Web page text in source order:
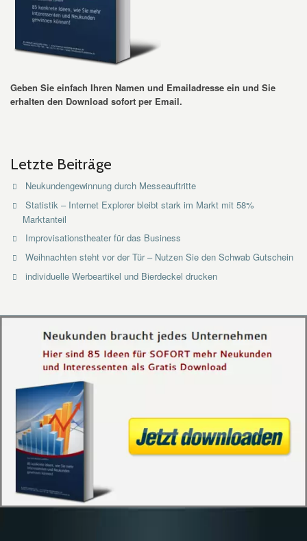
Geben Sie einfach Ihren Namen und Emailadresse ein und Sie
erhalten den Download sofort per Email.
Letzte Beiträge
Neukundengewinnung durch Messeauftritte
Statistik – Internet Explorer bleibt stark im Markt mit 58%
Marktanteil
Improvisationstheater für das Business
Weihnachten steht vor der Tür – Nutzen Sie den Schwab Gutschein
individuelle Werbeartikel und Bierdeckel drucken